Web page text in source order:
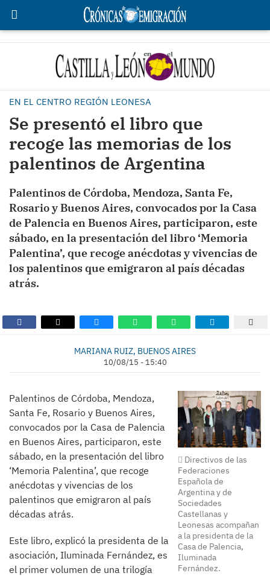
EN EL CENTRO REGIÓN LEONESA
Se presentó el libro que
recoge las memorias de los
palentinos de Argentina
Palentinos de Córdoba, Mendoza, Santa Fe,
Rosario y Buenos Aires, convocados por la Casa
de Palencia en Buenos Aires, participaron, este
sábado, en la presentación del libro ‘Memoria
Palentina’, que recoge anécdotas y vivencias de
los palentinos que emigraron al país décadas
atrás.
MARIANA RUIZ, BUENOS AIRES
10/08/15 - 15:40
Directivos de las
Federaciones
Española de
Argentina y de
Sociedades
Castellanas y
Leonesas acompañan
a la presidenta de la
Casa de Palencia,
Iluminada
Fernández.
Palentinos de Córdoba, Mendoza,
Santa Fe, Rosario y Buenos Aires,
convocados por la Casa de Palencia
en Buenos Aires, participaron, este
sábado, en la presentación del libro
‘Memoria Palentina’, que recoge
anécdotas y vivencias de los
palentinos que emigraron al país
décadas atrás.
Este libro, explicó la presidenta de la
asociación, Iluminada Fernández, es
el primer volumen de una trilogía